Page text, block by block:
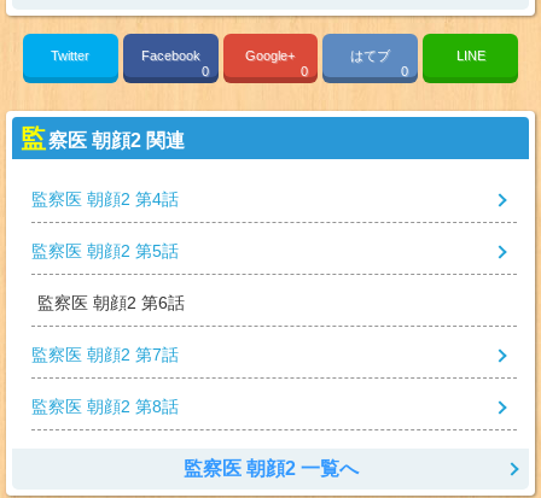
Twitter
Facebook
0
Google+
0
はてブ
0
LINE
監察医 朝顔2 関連
監察医 朝顔2 第4話
監察医 朝顔2 第5話
監察医 朝顔2 第6話
監察医 朝顔2 第7話
監察医 朝顔2 第8話
監察医 朝顔2 一覧へ